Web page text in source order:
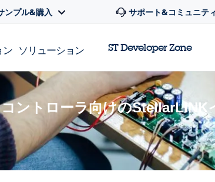
ンプル&購入 サポート&コミュニテ
ン ソリューション ST Developer Zone
ントローラ向けのStellarLINK